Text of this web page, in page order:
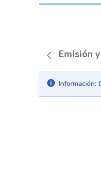
Emisión
Información: